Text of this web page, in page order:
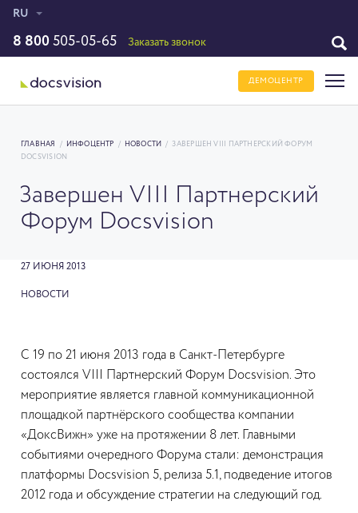
RU
8 800 505-05-65 Заказать звонок
ДЕМОЦЕНТР
ГЛАВНАЯ / ИНФОЦЕНТР / НОВОСТИ /
ЗАВЕРШЕН VIII ПАРТНЕРСКИЙ ФОРУМ
DOCSVISION
Завершен VIII Партнерский
Форум Docsvision
27 ИЮНЯ 2013
НОВОСТИ
С 19 по 21 июня 2013 года в Санкт-Петербурге
состоялся VIII Партнерский Форум Docsvision. Это
мероприятие является главной коммуникационной
площадкой партнёрского сообщества компании
«ДоксВижн» уже на протяжении 8 лет. Главными
событиями очередного Форума стали: демонстрация
платформы Docsvision 5, релиза 5.1, подведение итогов
2012 года и обсуждение стратегии на следующий год.